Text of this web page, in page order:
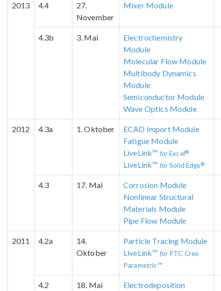
2013 4.4
27.
November
Mixer Module
4.3b 3. Mai
Electrochemistry
Module
Molecular Flow Module
Multibody Dynamics
Module
Semiconductor Module
Wave Optics Module
2012 4.3a 1. Oktober
ECAD Import Module
Fatigue Module
LiveLink™ forExcel®
LiveLink™ forSolid Edge®
4.3 17. Mai
Corrosion Module
Nonlinear Structural
Materials Module
Pipe Flow Module
2011 4.2a
14.
Oktober
Particle Tracing Module
LiveLink™ forPTC Creo
Parametric™
4.2 18. Mai Electrodeposition